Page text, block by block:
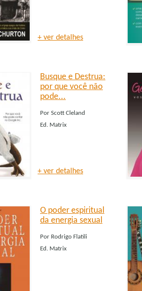
+ ver detalhes
Busque e Destrua:
por que você não
pode...
Por Scott Cleland
Ed. Matrix
+ ver detalhes
O poder espiritual
da energia sexual
Por Rodrigo Flatili
Ed. Matrix